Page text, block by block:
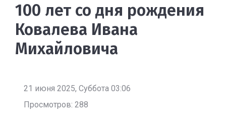
100 лет со дня рождения
Ковалева Ивана
Михайловича
21 июня 2025, Суббота 03:06
Просмотров: 288